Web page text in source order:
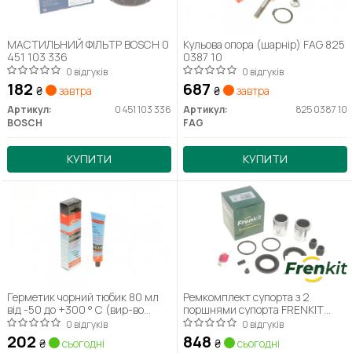
МАСТИЛЬНИЙ ФІЛЬТР BOSCH 0
451 103 336
0 відгуків
182 ₴ завтра
Артикул:
0 451 103 336
BOSCH
КУПИТИ
Кульова опора (шарнір) FAG 825
0387 10
0 відгуків
687 ₴ завтра
Артикул:
825 0387 10
FAG
КУПИТИ
Герметик чорний тюбик 80 мл
від -50 до +300 ° C (вир-во
Corteco)
0 відгуків
202 ₴ сьогодні
Ремкомплект супорта з 2
поршнями супорта FRENKIT
243915
0 відгуків
848 ₴ сьогодні